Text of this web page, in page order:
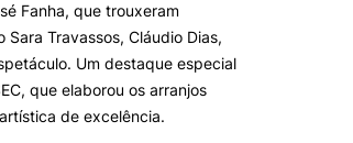
Fanha, que trouxeram
Travassos, Cláudio Dias,
Um destaque especial
que elaborou os arranjos
de excelência.